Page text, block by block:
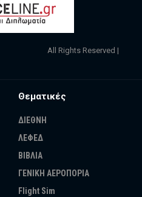
All Rights Reserved |
Θεματικές
ΔΙΕΘΝΗ
ΛΕΦΕΔ
ΒΙΒΛΙΑ
ΓΕΝΙΚΗ ΑΕΡΟΠΟΡΙΑ
Flight Sim